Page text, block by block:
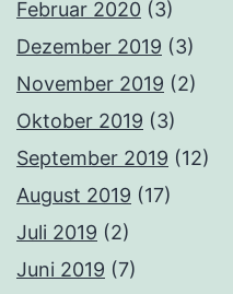
Februar 2020 (3)
Dezember 2019 (3)
November 2019 (2)
Oktober 2019 (3)
September 2019 (12)
August 2019 (17)
Juli 2019 (2)
Juni 2019 (7)